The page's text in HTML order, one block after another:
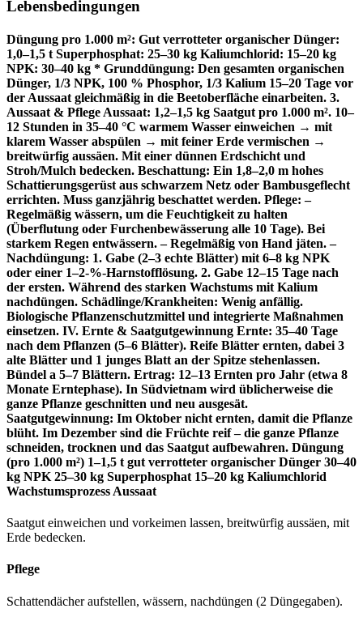
Lebensbedingungen
Düngung pro 1.000 m²: Gut verrotteter organischer Dünger:
1,0–1,5 t Superphosphat: 25–30 kg Kaliumchlorid: 15–20 kg
NPK: 30–40 kg * Grunddüngung: Den gesamten organischen
Dünger, 1/3 NPK, 100 % Phosphor, 1/3 Kalium 15–20 Tage vor
der Aussaat gleichmäßig in die Beetoberfläche einarbeiten. 3.
Aussaat & Pflege Aussaat: 1,2–1,5 kg Saatgut pro 1.000 m². 10–
12 Stunden in 35–40 °C warmem Wasser einweichen → mit
klarem Wasser abspülen → mit feiner Erde vermischen →
breitwürfig aussäen. Mit einer dünnen Erdschicht und
Stroh/Mulch bedecken. Beschattung: Ein 1,8–2,0 m hohes
Schattierungsgerüst aus schwarzem Netz oder Bambusgeflecht
errichten. Muss ganzjährig beschattet werden. Pflege: –
Regelmäßig wässern, um die Feuchtigkeit zu halten
(Überflutung oder Furchenbewässerung alle 10 Tage). Bei
starkem Regen entwässern. – Regelmäßig von Hand jäten. –
Nachdüngung: 1. Gabe (2–3 echte Blätter) mit 6–8 kg NPK
oder einer 1–2-%-Harnstofflösung. 2. Gabe 12–15 Tage nach
der ersten. Während des starken Wachstums mit Kalium
nachdüngen. Schädlinge/Krankheiten: Wenig anfällig.
Biologische Pflanzenschutzmittel und integrierte Maßnahmen
einsetzen. IV. Ernte & Saatgutgewinnung Ernte: 35–40 Tage
nach dem Pflanzen (5–6 Blätter). Reife Blätter ernten, dabei 3
alte Blätter und 1 junges Blatt an der Spitze stehenlassen.
Bündel a 5–7 Blättern. Ertrag: 12–13 Ernten pro Jahr (etwa 8
Monate Erntephase). In Südvietnam wird üblicherweise die
ganze Pflanze geschnitten und neu ausgesät.
Saatgutgewinnung: Im Oktober nicht ernten, damit die Pflanze
blüht. Im Dezember sind die Früchte reif – die ganze Pflanze
schneiden, trocknen und das Saatgut aufbewahren. Düngung
(pro 1.000 m²) 1–1,5 t gut verrotteter organischer Dünger 30–40
kg NPK 25–30 kg Superphosphat 15–20 kg Kaliumchlorid
Wachstumsprozess Aussaat
Saatgut einweichen und vorkeimen lassen, breitwürfig aussäen, mit
Erde bedecken.
Pflege
Schattendächer aufstellen, wässern, nachdüngen (2 Düngegaben).